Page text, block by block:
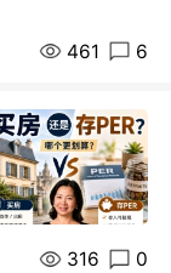
461 6
316 0